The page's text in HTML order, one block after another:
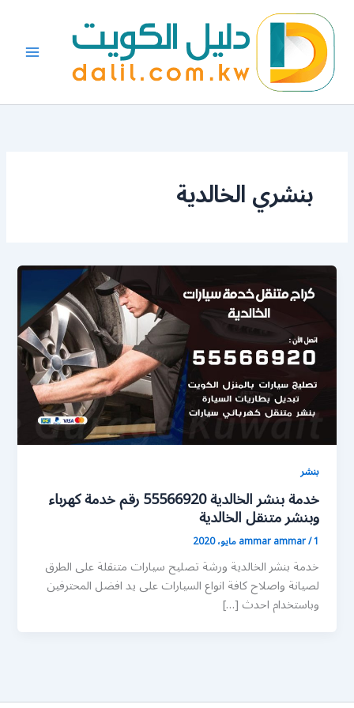
المحتوى
بنشري الخالدية
بنشر
خدمة بنشر الخالدية 55566920 رقم خدمة كهرباء
وبنشر متنقل الخالدية
ammar ammar/1 مايو، 2020
خدمة بنشر الخالدية ورشة تصليح سيارات متنقلة على الطرق
لصيانة واصلاح كافة انواع السيارات على يد افضل المحترفين
وباستخدام احدث […]